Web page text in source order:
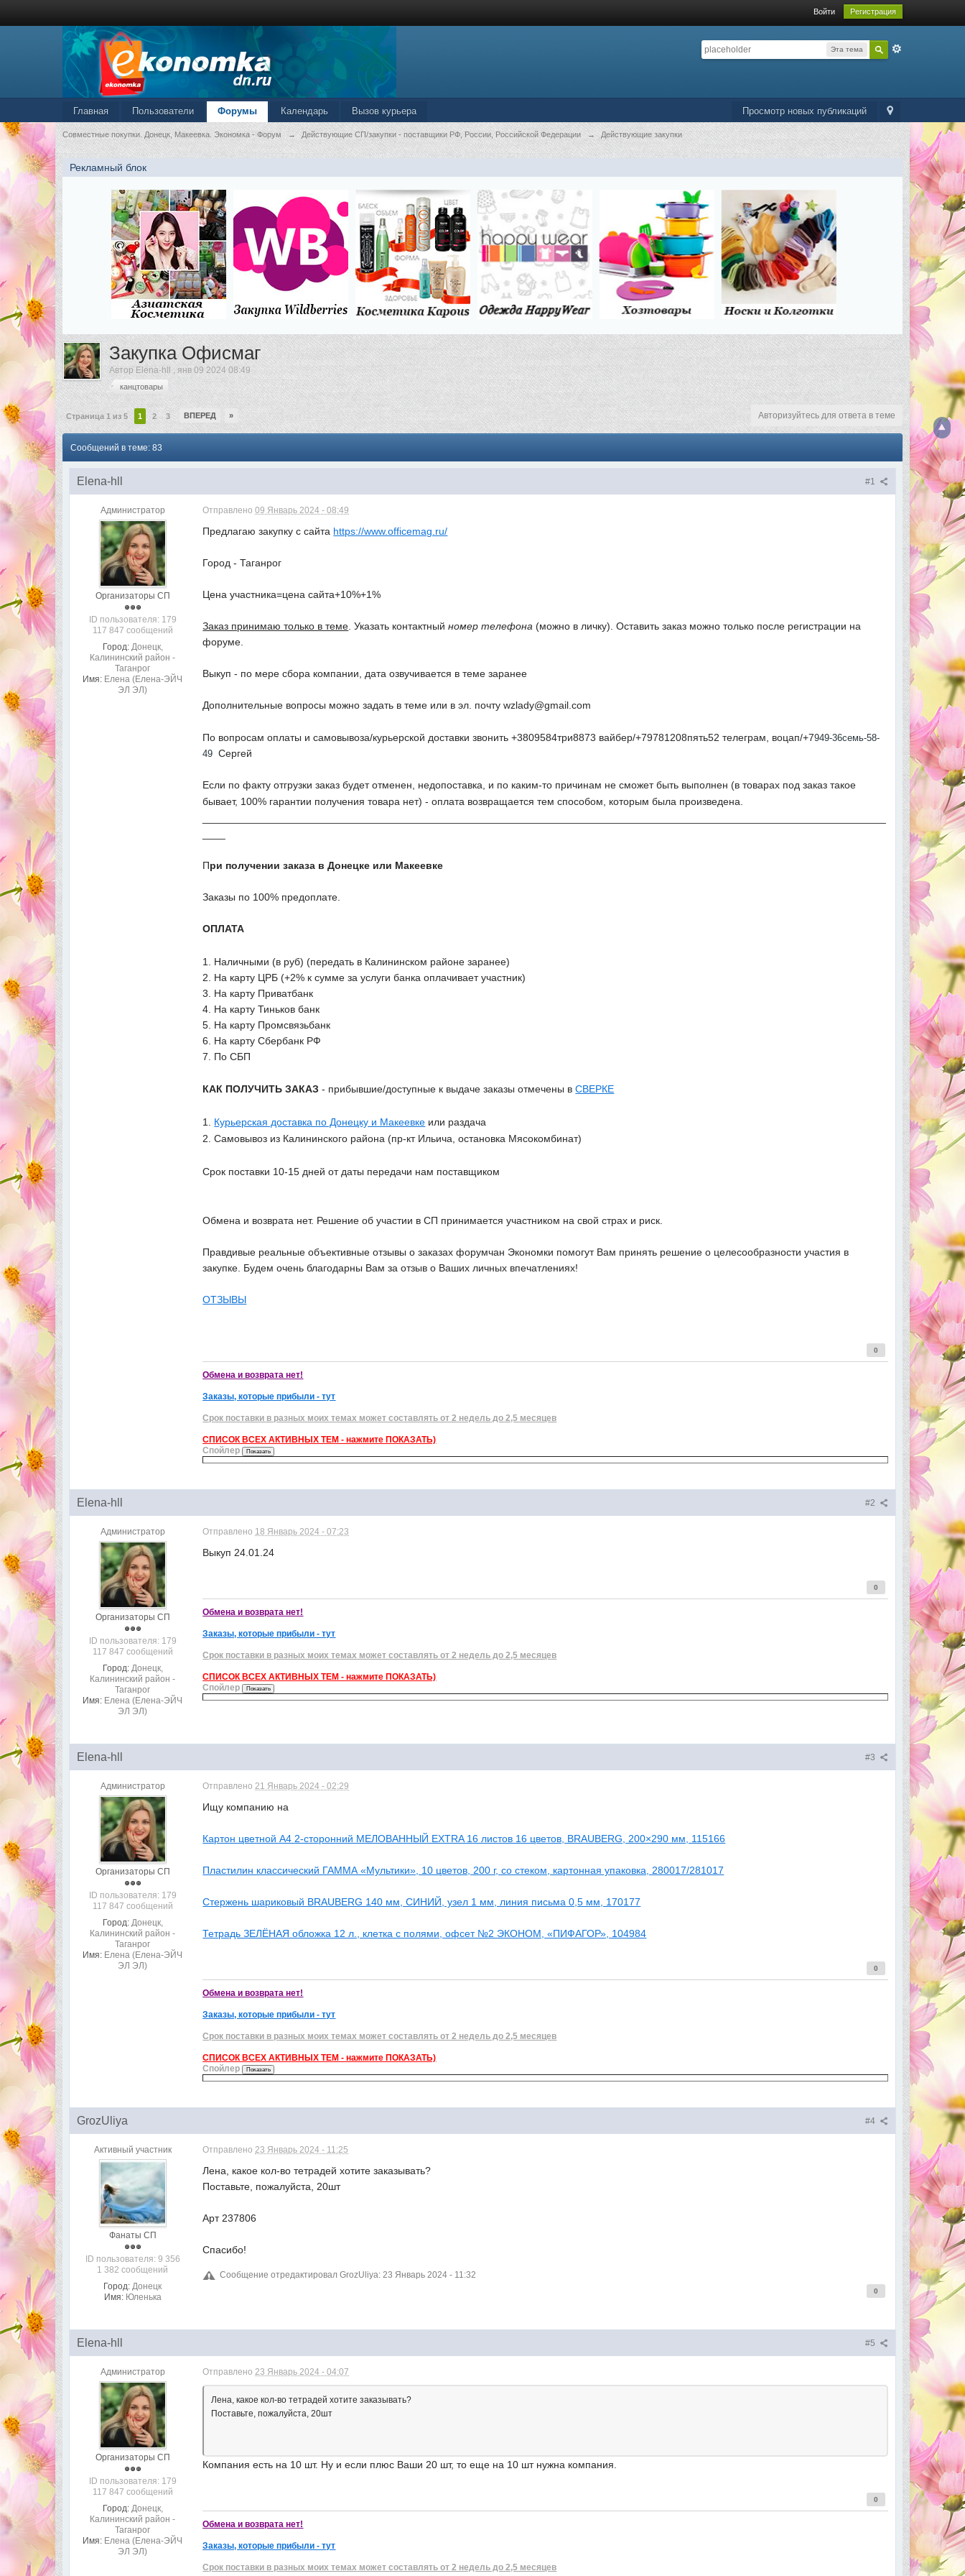
Войти Регистрация
Эта тема
Главная Вызов курьера Просмотр новых публикаций
Пользователи Форумы Календарь
Совместные покупки. Донецк, Макеевка. Экономка - Форум → Действующие СП/закупки - поставщики РФ, России, Российской Федерации → Действующие закупки
Рекламный блок
Закупка Офисмаг
АвторElena-hll ,янв 09 2024 08:49
канцтовары
Страница 1 из 5 1 2 3 ВПЕРЕД » Авторизуйтесь для ответа в теме
Сообщений в теме: 83
#1
Elena-hll
Администратор
Организаторы СП
ID пользователя: 179
117 847 сообщений
Город: Донецк,
Калининский район -
Таганрог
Имя: Елена (Елена-ЭЙЧ
ЭЛ ЭЛ)
Отправлено09 Январь 2024 - 08:49
Предлагаю закупку с сайта https://www.officemag.ru/
Город - Таганрог
Цена участника=цена сайта+10%+1%
Заказ принимаю только в теме . Указать контактныйномер телефона (можно в личку). Оставить заказ можно только после регистрации на
форуме.
Выкуп - по мере сбора компании, дата озвучивается в теме заранее
Дополнительные вопросы можно задать в теме или в эл. почтуwzlady@gmail.com
По вопросам оплаты и самовывоза/курьерской доставки звонить +3809584три8873 вайбер/+79781208пять52 телеграм, воцап/+7949-36семь-58-
49 Сергей
Если по факту отгрузки заказ будет отменен, недопоставка, и по каким-то причинам не сможет быть выполнен (в товарах под заказ такое
бывает, 100% гарантии получения товара нет) - оплата возвращается тем способом, которым была произведена.
При получении заказа в Донецке или Макеевке
Заказы по 100% предоплате.
ОПЛАТА
1. Наличными (в руб) (передать в Калининском районе заранее)
2. На карту ЦРБ (+2% к сумме за услуги банка оплачивает участник)
3. На карту Приватбанк
4. На карту Тиньков банк
5. На карту Промсвязьбанк
6. На карту Сбербанк РФ
7. По СБП
КАК ПОЛУЧИТЬ ЗАКАЗ- прибывшие/доступные к выдаче заказы отмечены вСВЕРКЕ
1. Курьерская доставка по Донецку и Макеевке или раздача
2. Самовывоз из Калининского района (пр-кт Ильича, остановка Мясокомбинат)
Срок поставки 10-15 дней от даты передачи нам поставщиком
Обмена и возврата нет. Решение об участии в СП принимается участником на свой страх и риск.
Правдивые реальные объективные отзывы о заказах форумчан Экономки помогут Вам принять решение о целесообразности участия в
закупке. Будем очень благодарны Вам за отзыв о Ваших личных впечатлениях!
ОТЗЫВЫ
0
Обмена и возврата нет!
Заказы, которые прибыли - тут
Срок поставки в разных моих темах может составлять от 2 недель до 2,5 месяцев
СПИСОК ВСЕХ АКТИВНЫХ ТЕМ - нажмите ПОКАЗАТЬ)
Спойлер
#2
Elena-hll
Администратор
Организаторы СП
ID пользователя: 179
117 847 сообщений
Город: Донецк,
Калининский район -
Таганрог
Имя: Елена (Елена-ЭЙЧ
ЭЛ ЭЛ)
Отправлено 18 Январь 2024 - 07:23
Выкуп 24.01.24
0
Обмена и возврата нет!
Заказы, которые прибыли - тут
Срок поставки в разных моих темах может составлять от 2 недель до 2,5 месяцев
СПИСОК ВСЕХ АКТИВНЫХ ТЕМ - нажмите ПОКАЗАТЬ)
Спойлер
#3
Elena-hll
Администратор
Организаторы СП
ID пользователя: 179
117 847 сообщений
Город: Донецк,
Калининский район -
Таганрог
Имя: Елена (Елена-ЭЙЧ
ЭЛ ЭЛ)
Отправлено21 Январь 2024 - 02:29
Ищу компанию на
Картон цветной А4 2-сторонний МЕЛОВАННЫЙ EXTRA 16 листов 16 цветов, BRAUBERG, 200×290 мм, 115166
Пластилин классический ГАММА «Мультики», 10 цветов, 200 г, со стеком, картонная упаковка, 280017/281017
Стержень шариковый BRAUBERG 140 мм, СИНИЙ, узел 1 мм, линия письма 0,5 мм, 170177
Тетрадь ЗЕЛЁНАЯ обложка 12 л., клетка с полями, офсет №2 ЭКОНОМ, «ПИФАГОР», 104984
0
Обмена и возврата нет!
Заказы, которые прибыли - тут
Срок поставки в разных моих темах может составлять от 2 недель до 2,5 месяцев
СПИСОК ВСЕХ АКТИВНЫХ ТЕМ - нажмите ПОКАЗАТЬ)
Спойлер
#4
GrozUliya
Активный участник
Фанаты СП
ID пользователя: 9 356
1 382 сообщений
Город: Донецк
Имя: Юленька
Отправлено23 Январь 2024 - 11:25
Лена, какое кол-во тетрадей хотите заказывать?
Поставьте, пожалуйста, 20шт
Арт 237806
Спасибо!
Сообщение отредактировал GrozUliya: 23 Январь 2024 - 11:32
0
#5
Elena-hll
Администратор
Организаторы СП
ID пользователя: 179
117 847 сообщений
Город: Донецк,
Калининский район -
Таганрог
Имя: Елена (Елена-ЭЙЧ
ЭЛ ЭЛ)
Отправлено23 Январь 2024 - 04:07
Лена, какое кол-во тетрадей хотите заказывать?
Поставьте, пожалуйста, 20шт
Компания есть на 10 шт. Ну и если плюс Ваши 20 шт, то еще на 10 шт нужна компания.
0
Обмена и возврата нет!
Заказы, которые прибыли - тут
Срок поставки в разных моих темах может составлять от 2 недель до 2,5 месяцев